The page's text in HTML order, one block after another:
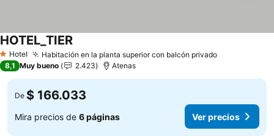
1 Estrellas
Hotel Habitación en la planta superior con balcón privado
HOTEL_TIER
8,1 Muy bueno 2.423 Atenas
De $ 166.033
Mira precios de 6 páginas Ver precios